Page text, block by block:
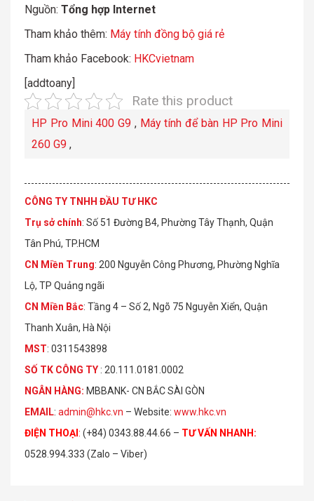
Nguồn: Tổng hợp Internet
Tham khảo thêm: Máy tính đồng bộ giá rẻ
Tham khảo Facebook: HKCvietnam
[addtoany]
Rate this product
HP Pro Mini 400 G9 , Máy tính để bàn HP Pro Mini
260 G9 ,
CÔNG TY TNHH ĐẦU TƯ HKC
Trụ sở chính: Số 51 Đường B4, Phường Tây Thạnh, Quận
Tân Phú, TP.HCM
CN Miền Trung: 200 Nguyễn Công Phương, Phường Nghĩa
Lộ, TP Quảng ngãi
CN Miền Bắc: Tầng 4 – Số 2, Ngõ 75 Nguyễn Xiển, Quận
Thanh Xuân, Hà Nội
MST: 0311543898
SỐ TK CÔ NG TY : 20.111.0181.0002
NGÂN HÀNG: MBBANK- CN BẮC SÀI GÒN
EMAIL: admin@hkc.vn – Website: www.hkc.vn
ĐIỆN THOẠI: (+84) 0343.88.44.66 – TƯ VẤN NHANH :
0528.994.333 (Zalo – Viber)